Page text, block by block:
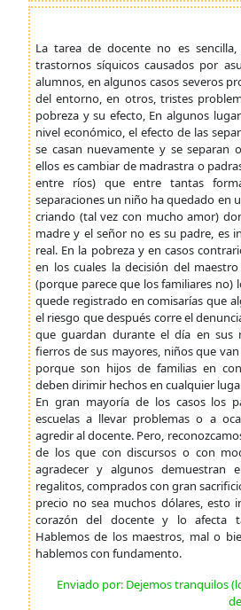
La tarea de docente no es
trastornos síquicos causados por
alumnos, en algunos casos severos
del entorno, en otros, tristes
pobreza y su efecto, En algunos
nivel económico, el efecto de las
se casan nuevamente y se separan
ellos es cambiar de madrastra o
entre ríos) que entre tantas
separaciones un niño ha quedado en
criando (tal vez con mucho amor)
madre y el señor no es su padre, es
real. En la pobreza y en casos
en los cuales la decisión del
(porque parece que los familiares no)
quede registrado en comisarías que
el riesgo que después corre el
que guardan durante el día en sus
fierros de sus mayores, niños que
porque son hijos de familias en
deben dirimir hechos en cualquier
En gran mayoría de los casos los
escuelas a llevar problemas o a
agredir al docente. Pero,
de los que con discursos o con
agradecer y algunos demuestran
regalitos, comprados con gran
precio no sea muchos dólares, esto
corazón del docente y lo afecta
Hablemos de los maestros, mal o
hablemos con fundamento.
Enviado por: Dejemos tranquilos